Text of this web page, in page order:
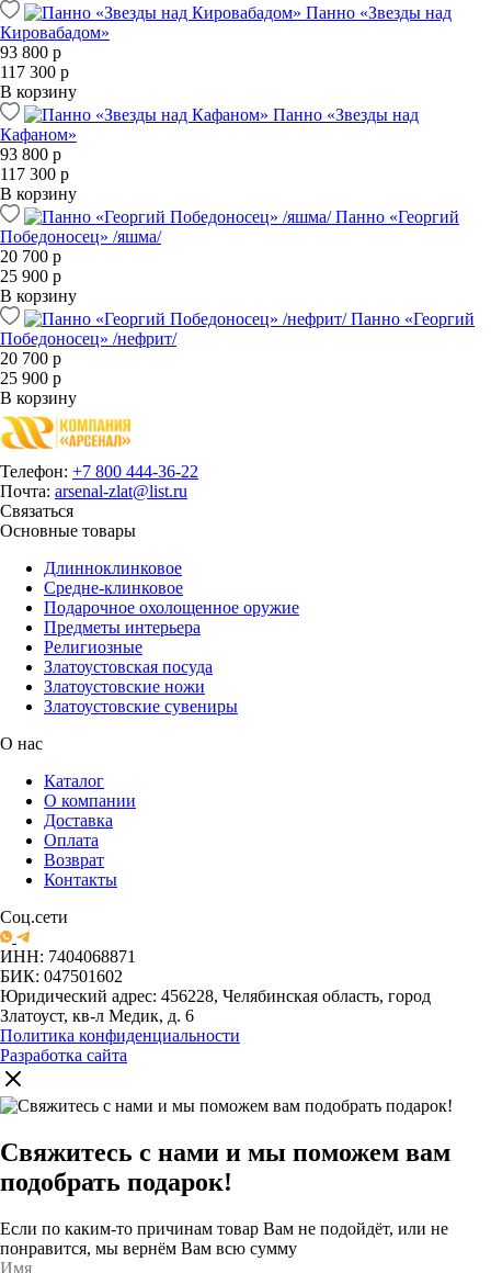
Панно «Звезды над
Кировабадом»
93 800 р
117 300 р
В корзину
Панно «Звезды над
Кафаном»
93 800 р
117 300 р
В корзину
Панно «Георгий
Победоносец» /яшма/
20 700 р
25 900 р
В корзину
Панно «Георгий
Победоносец» /нефрит/
20 700 р
25 900 р
В корзину
Телефон: +7 800 444-36-22
Почта: arsenal-zlat@list.ru
Связаться
Основные товары
Длинноклинковое
Средне-клинковое
Подарочное охолощенное оружие
Предметы интерьера
Религиозные
Златоустовская посуда
Златоустовские ножи
Златоустовские сувениры
О нас
Каталог
О компании
Доставка
Оплата
Возврат
Контакты
Соц.сети
ИНН: 7404068871
БИК: 047501602
Юридический адрес: 456228, Челябинская область, город
Златоуст, кв-л Медик, д. 6
Политика конфиденциальности
Разработка сайта
Свяжитесь с нами и мы поможем вам
подобрать подарок!
Если по каким-то причинам товар Вам не подойдёт, или не
понравится, мы вернём Вам всю сумму